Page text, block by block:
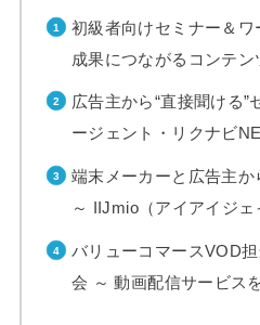
初級者向けセミナー＆ワ
成果につながるコンテン
広告主から“直接聞ける
ージェント・リクナビ
端末メーカーと広告主か
～ IIJmio（アイアイジェ
バリューコマースVOD
会 ～ 動画配信サービス